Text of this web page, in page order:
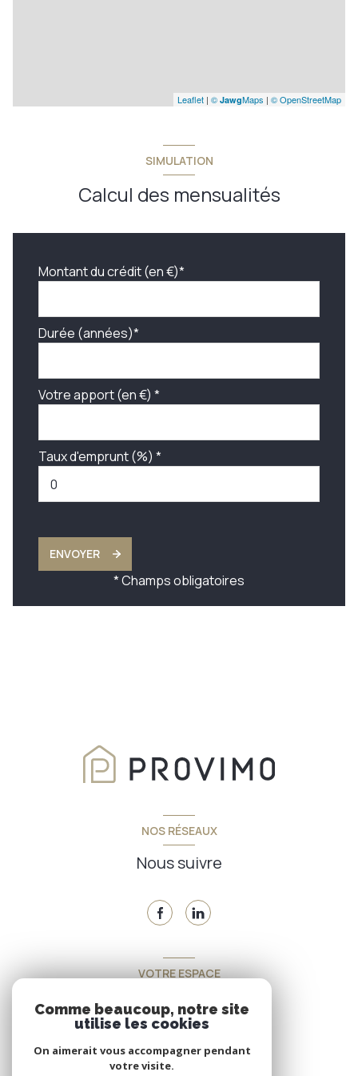
Leaflet | © JawgMaps | © OpenStreetMap
SIMULATION
Calcul des mensualités
Montant du crédit (en €)*
Durée (années)*
Votre apport (en €) *
Taux d'emprunt (%) *
ENVOYER
* Champs obligatoires
NOS RÉSEAUX
Nous suivre
VOTRE ESPACE
Espace propriétaire
SE CONNECTER
Comme beaucoup, notre site
utilise les cookies
On aimerait vous accompagner pendant
votre visite.